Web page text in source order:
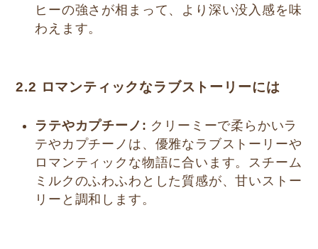
ヒーの強さが相まって、より深い没入感を味
わえます。
2.2 ロマンティックなラブストーリーには
ラテやカプチーノ: クリーミーで柔らかいラ
テやカプチーノは、優雅なラブストーリーや
ロマンティックな物語に合います。スチーム
ミルクのふわふわとした質感が、甘いストー
リーと調和します。